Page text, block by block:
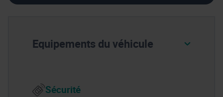
Equipements du véhicule
Sécurité